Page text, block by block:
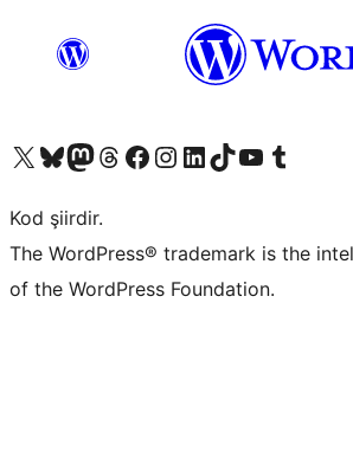
X (eski Twitter) hesabımıza bakın
Bluesky hesabımızı ziyaret edinMastodon hesabımızı ziyaret edinThreads hesabımızı ziyaret edinFacebook sayfamızı ziyaret edinInstagram hesabımızı ziyaret edinLinkedIn hesabımızı ziyaret edinTikTok hesabımızı ziyaret edinYouTube kanalımızı ziyaret edinTumblr hesabımızı ziyaret edin
Kod şiirdir.
The WordPress® trademark is the
of the WordPress Foundation.